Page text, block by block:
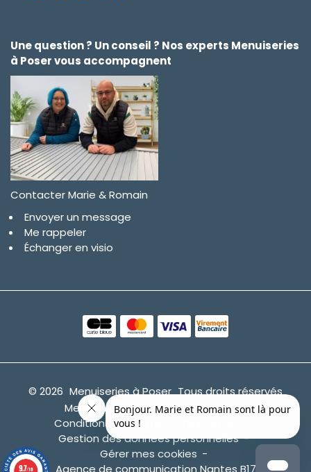
Une question ? Un conseil ? Nos experts Menuiseries
à Poser vous accompagnent
Contacter Marie & Romain
Envoyer un message
Me rappeler
Échanger en visio
© 2026 Menuiseries à Poser Tous droits réservés
Mentions légales
CGV
CGU
Conditions des offres
Gestion des données personnelles
Gérer mes cookies
Agence de communication Nantes B17
9.7/10